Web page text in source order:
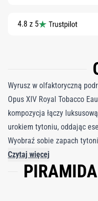
4.8 z 5
Wyrusz w olfaktoryczną
Opus XIV Royal Tobacco
kompozycja łączy
urokiem tytoniu, oddając
Wyobraź sobie zapach
fabryce cygar, gdzie w
klasycznych powieści.
kardamonem i elemi, by
Czytaj więcej